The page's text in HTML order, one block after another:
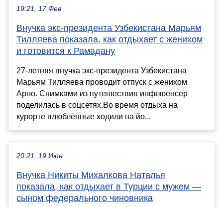
19:21, 17 Фев
Внучка экс-президента Узбекистана Марьям
Тилляева показала, как отдыхает с женихом
и готовится к Рамадану
27-летняя внучка экс-президента Узбекистана
Марьям Тилляева проводит отпуск с женихом
Арно. Снимками из путешествия инфлюенсер
поделилась в соцсетях.Во время отдыха на
курорте влюблённые ходили на йо...
20:21, 19 Июн
Внучка Никиты Михалкова Наталья
показала, как отдыхает в Турции с мужем —
сыном федерального чиновника